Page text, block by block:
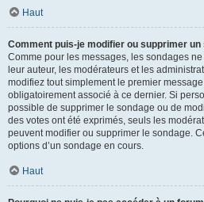
Haut
Comment puis-je modifier ou supprimer un
Comme pour les messages, les sondages
leur auteur, les modérateurs et les
modifiez tout simplement le premier
obligatoirement associé à ce dernier. Si
possible de supprimer le sondage ou de
des votes ont été exprimés, seuls les
peuvent modifier ou supprimer le sondage.
options d’un sondage en cours.
Haut